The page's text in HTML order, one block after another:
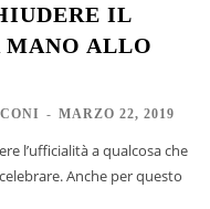
IL
MANO ALLO
- MARZO 22, 2019
l’ufficialità a qualcosa che
Anche per questo